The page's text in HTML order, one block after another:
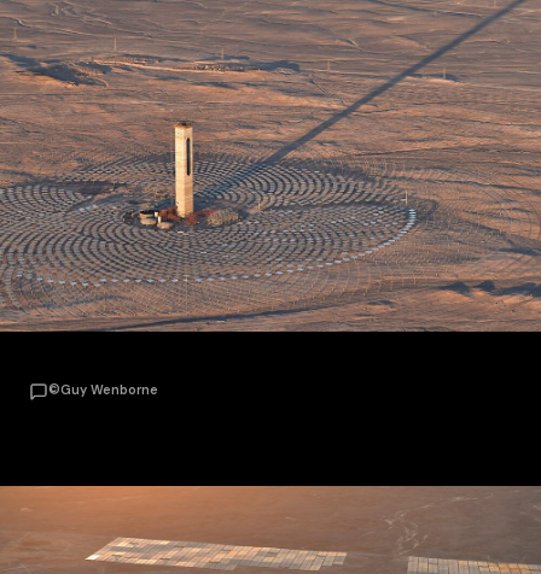
©Guy Wenborne